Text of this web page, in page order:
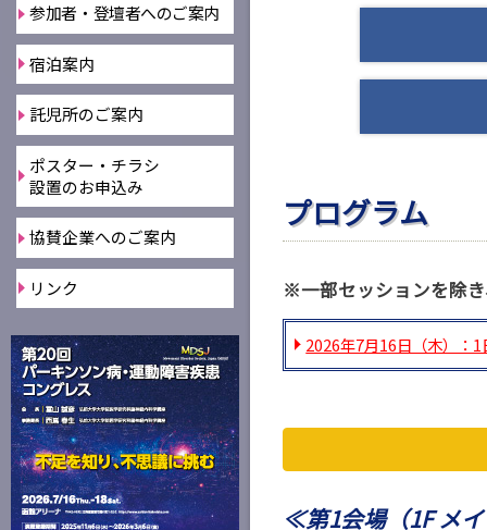
参加者・登壇者へのご案内
宿泊案内
託児所のご案内
ポスター・チラシ
設置のお申込み
協賛企業へのご案内
リンク
プログラム
※一部セッションを除
2026年7月16日（木）：1
≪第1会場（1F メ